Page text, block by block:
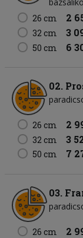
26 cm
2
32 cm 3
50 cm 6
02.
26 cm 2
32 cm 3
50 cm 7
03.
26 cm 2